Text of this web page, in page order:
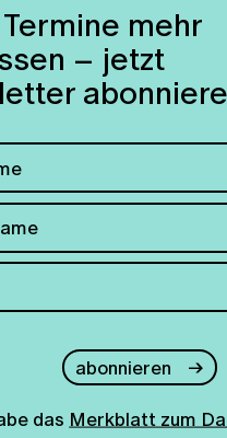
mehr
– jetzt
abonnieren
dasMerkblatt zum